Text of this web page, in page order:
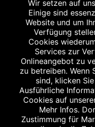
Abgabe in haushaltsüblichen
und Satzfehler keine Haftung.
Zu Risiken und
Sie Ihren Arzt oder Apotheker.
Angabe nach der deutschen
(AEP). Der AEP ist keine
AEP ist ein von den Apotheken
Arzneimittel. Er entspricht in der
Abgabepreis, zu dem eine
unter 12 Jahren) das Produkt
Wir setzen auf
Einige sind
Website und um
Verfügung
Cookies
Services zur
Onlineangebot zu
zu betreiben. Wenn
sind, klicken
Ausführliche
Cookies auf
Mehr Infos.
Zustimmung für